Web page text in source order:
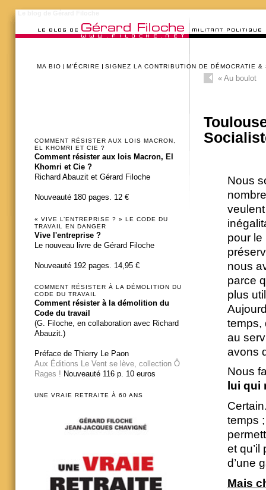
MA BIO M’ÉCRIRE SIGNEZ LA CONTRIBUTION DE DÉMOCRATIE &
«Au boulot
Nous
pour le
nous
parce
plus
temps,
au
avons
Nous
lui qui
temps
et
d’une
Mais
COMMENT RÉSISTER AUX LOIS MACRON,
EL KHOMRI ET CIE ?
Comment résister aux lois Macron, El
Khomri et Cie ?
Richard Abauzit et Gérard Filoche
Nouveauté 180 pages. 12 €
« VIVE L’ENTREPRISE ? » LE CODE DU
TRAVAIL EN DANGER
Vive l'entreprise ?
Le nouveau livre de Gérard Filoche
Nouveauté 192 pages. 14,95 €
COMMENT RÉSISTER À LA DÉMOLITION DU
CODE DU TRAVAIL
Comment résister à la démolition du
Code du travail
(G. Filoche, en collaboration avec Richard
Abauzit.)
Préface de Thierry Le Paon
Aux Éditions Le Vent se lève, collection Ô
Rages ! Nouveauté 116 p. 10 euros
UNE VRAIE RETRAITE À 60 ANS